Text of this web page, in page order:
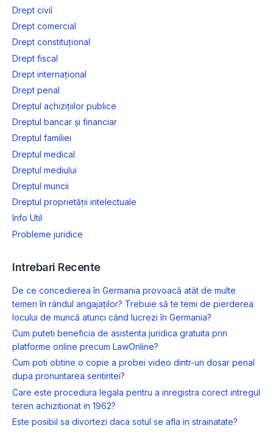
Drept civil
Drept comercial
Drept constituțional
Drept fiscal
Drept internațional
Drept penal
Dreptul achizițiilor publice
Dreptul bancar și financiar
Dreptul familiei
Dreptul medical
Dreptul mediului
Dreptul muncii
Dreptul proprietății intelectuale
Info Util
Probleme juridice
Intrebari Recente
De ce concedierea în Germania provoacă atât de multe
temeri în rândul angajaților? Trebuie să te temi de pierderea
locului de muncă atunci când lucrezi în Germania?
Cum puteti beneficia de asistenta juridica gratuita prin
platforme online precum LawOnline?
Cum poti obtine o copie a probei video dintr-un dosar penal
dupa pronuntarea sentintei?
Care este procedura legala pentru a inregistra corect intregul
teren achizitionat in 1962?
Este posibil sa divortezi daca sotul se afla in strainatate?